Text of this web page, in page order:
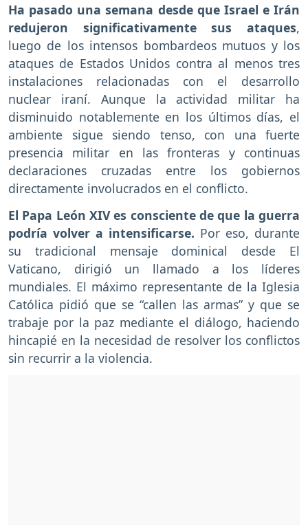
Ha pasado una semana desde que Israel e Irán
redujeron significativamente sus ataques,
luego de los intensos bombardeos mutuos y los
ataques de Estados Unidos contra al menos tres
instalaciones relacionadas con el desarrollo
nuclear iraní. Aunque la actividad militar ha
disminuido notablemente en los últimos días, el
ambiente sigue siendo tenso, con una fuerte
presencia militar en las fronteras y continuas
declaraciones cruzadas entre los gobiernos
directamente involucrados en el conflicto.
El Papa León XIV es consciente de que la guerra
podría volver a intensificarse. Por eso, durante
su tradicional mensaje dominical desde El
Vaticano, dirigió un llamado a los líderes
mundiales. El máximo representante de la Iglesia
Católica pidió que se “callen las armas” y que se
trabaje por la paz mediante el diálogo, haciendo
hincapié en la necesidad de resolver los conflictos
sin recurrir a la violencia.